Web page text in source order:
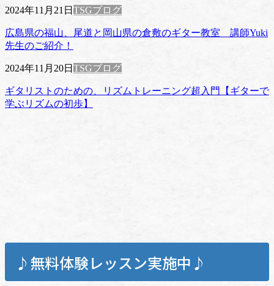
2024年11月21日 TSGブログ
広島県の福山、尾道と岡山県の倉敷のギター教室 講師Yuki
先生のご紹介！
2024年11月20日 TSGブログ
ギタリストのための、リズムトレーニング超入門【ギターで
学ぶリズムの初歩】
♪無料体験レッスン実施中♪